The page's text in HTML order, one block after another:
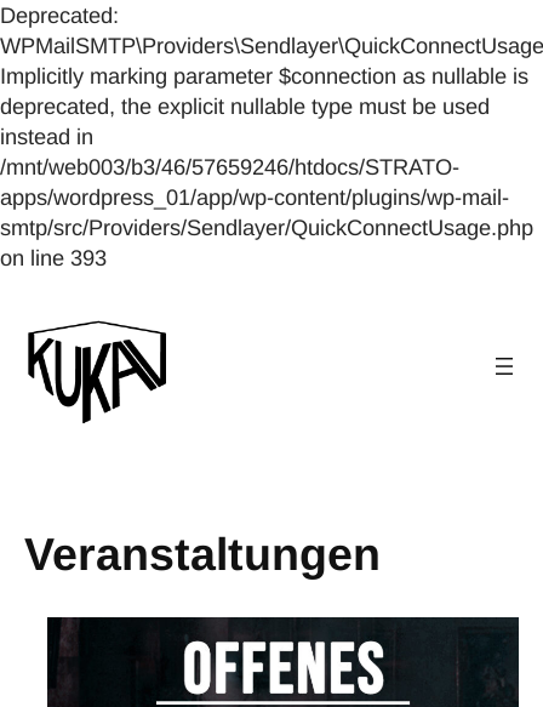
Deprecated:
Implicitly marking parameter $connection as nullable is
deprecated, the explicit nullable type must be used
instead in
/mnt/web003/b3/46/57659246/htdocs/STRATO-
apps/wordpress_01/app/wp-content/plugins/wp-mail-
smtp/src/Providers/Sendlayer/QuickConnectUsage.php
on line 393
Veranstaltungen